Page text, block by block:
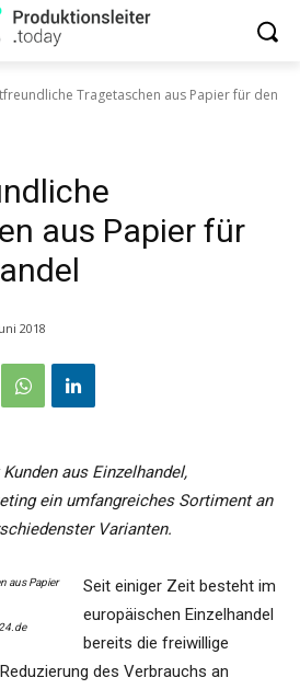
Tragetaschen aus Papier für den
aus Papier für
2018
aus Einzelhandel,
ein umfangreiches Sortiment an
Varianten.
Seit einiger Zeit besteht im
europäischen Einzelhandel
bereits die freiwillige
des Verbrauchs an